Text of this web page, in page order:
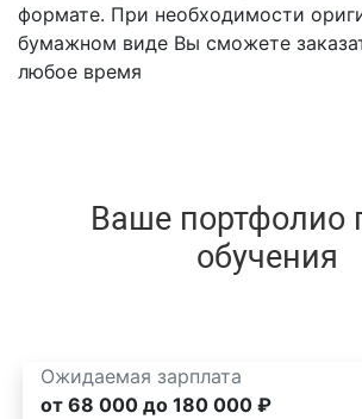
формате. При необходимости
бумажном виде Вы сможете
любое время
Ваше портфолио
обучения
Ожидаемая зарплата
от 68 000 до 180 000 ₽